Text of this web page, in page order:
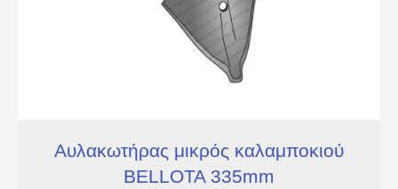
Αυλακωτήρας μικρός καλαμποκιού
BELLOTA 335mm